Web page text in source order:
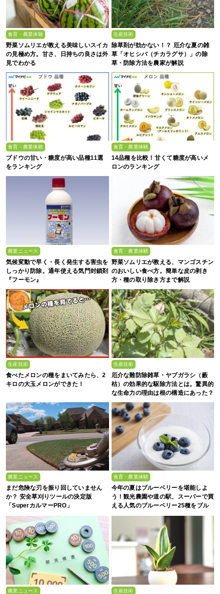
食育・農業体験
野菜ソムリエが教える美味しいスイカ
の見極め方。甘さ、日持ちの良さは外
見でわかる
生産技術
除草剤が効かない！？ 厄介な夏の雑
草「オヒシバ（チカラグサ）」の除
草・防除方法を農家が解説
食育・農業体験
ブドウの甘い・糖度が高い品種11選
をランキング
食育・農業体験
14品種を比較！甘くて糖度が高いメ
ロンのランキング
農業ニュース
気候変動で早く・長く発生する害虫を
しっかり防除。通年使える気門封鎖剤
『フーモン』
食育・農業体験
野菜ソムリエが教える、マンゴスチン
のおいしい食べ方。簡単な皮の剥き
方・種の取り除き方まで解説
生産技術
食べたメロンの種をまいてみたら、2
キロの大玉メロンができた！
生産技術
厄介な難防除雑草・ヤブガラシ（藪
枯）の効果的な駆除方法とは。驚異的
な生命力の理由は根の構造にあった？
農業ニュース
まだ危険な刃を振り回していません
か？ 安全草刈りツールの決定版
「SuperカルマーPRO」
食育・農業体験
今年の夏はブルーベリーを堪能しよ
う！観光農園や道の駅、スーパーで買
える人気のブルーベリー25種をブル
ーベリー農家の息子が解説
農業ニュース 生産技術